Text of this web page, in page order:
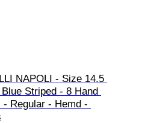
NAPOLI - Size 14.5
Striped - 8 Hand
- Regular - Hemd -